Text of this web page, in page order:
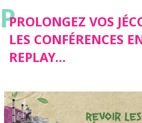
PPROLONGEZ VOS
LES CONFÉRENCES
REPLAY…